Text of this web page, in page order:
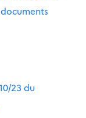
23 du